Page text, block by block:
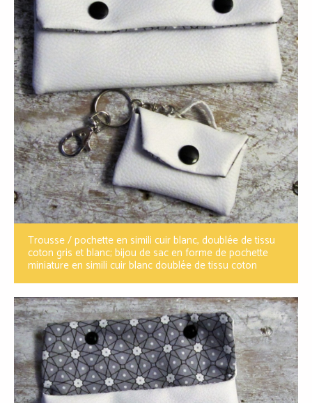
Trousse / pochette en simili cuir blanc, doublée de tissu
coton gris et blanc; bijou de sac en forme de pochette
miniature en simili cuir blanc doublée de tissu coton